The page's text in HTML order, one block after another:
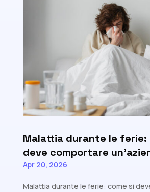
Malattia durante le ferie:
deve comportare
Apr 20, 2026
Malattia durante le ferie: come si